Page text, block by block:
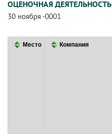
ОЦЕНОЧНАЯ ДЕЯТЕЛЬНОСТЬ
30 ноября -0001